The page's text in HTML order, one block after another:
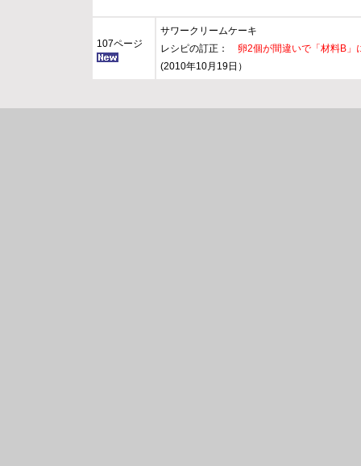
107ページ
サワークリームケーキ
レシピの訂正： 卵2個が間違いで「材料B
(2010年10月19日）